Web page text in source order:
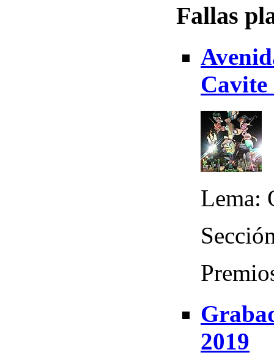
Fallas
Cavite
Lema:
2019